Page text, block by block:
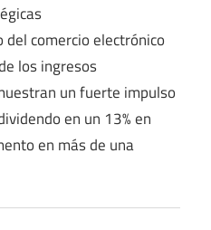
comercio electrónico
los ingresos
un fuerte impulso
en un 13% en
en más de una